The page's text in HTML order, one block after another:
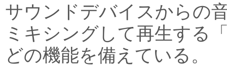
サウンドデバイスからの
ミキシングして再生する
どの機能を備えている。